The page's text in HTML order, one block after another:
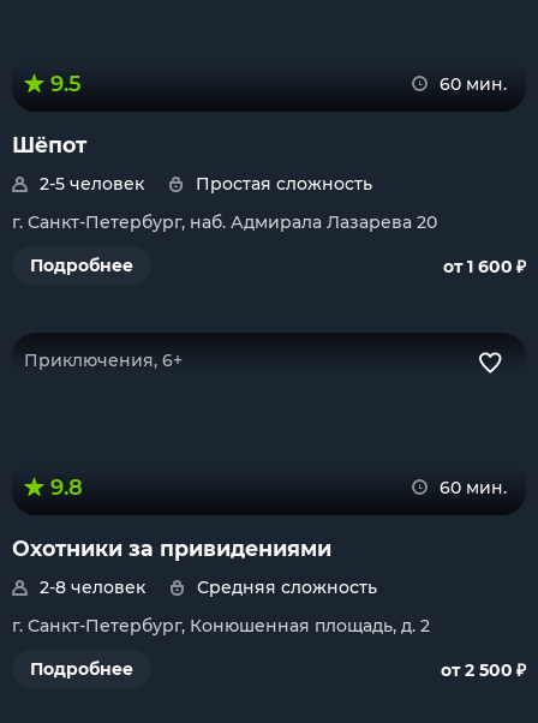
9.5 60 мин.
Шёпот
2-5 человек
Простая сложность
г. Санкт-Петербург, наб. Адмирала Лазарева 20
Подробнее
от 1 600 ₽
Приключения, 6+
9.8 60 мин.
Охотники за привидениями
2-8 человек
Средняя сложность
г. Санкт-Петербург, Конюшенная площадь, д. 2
Подробнее
от 2 500 ₽